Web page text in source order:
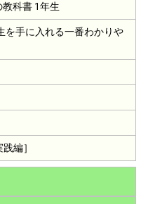
科書 1年生
を手に入れる一番わかりや
編］